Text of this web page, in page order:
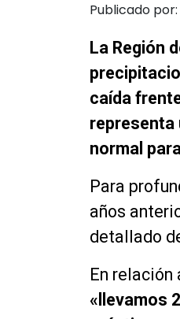
Publicado por:
La Región
caída
representa
normal
Para
años
detallado
En
«llevamos